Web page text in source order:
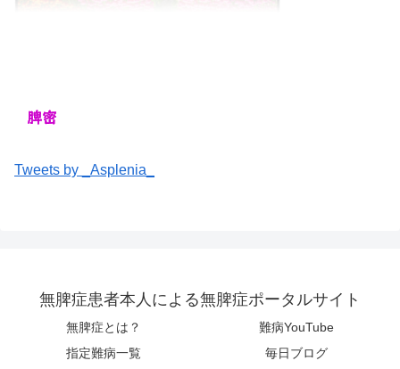
Tweets by _Asplenia_
無脾症患者本人による無脾症ポータルサイト
無脾症とは？
難病YouTube
指定難病一覧
毎日ブログ